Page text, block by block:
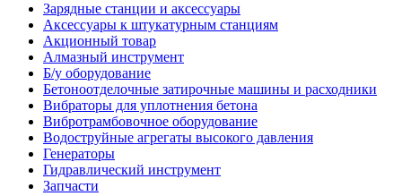
Зарядные станции и аксессуары
Аксессуары к штукатурным станциям
Акционный товар
Алмазный инструмент
Б/у оборудование
Бетоноотделочные затирочные машины и расходники
Вибраторы для уплотнения бетона
Вибротрамбовочное оборудование
Водоструйные агрегаты высокого давления
Генераторы
Гидравлический инструмент
Запчасти